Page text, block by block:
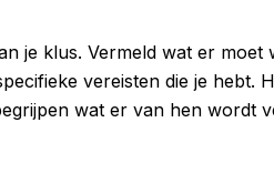
je klus. Vermeld wat er moet
vereisten die je hebt.
wat er van hen wordt